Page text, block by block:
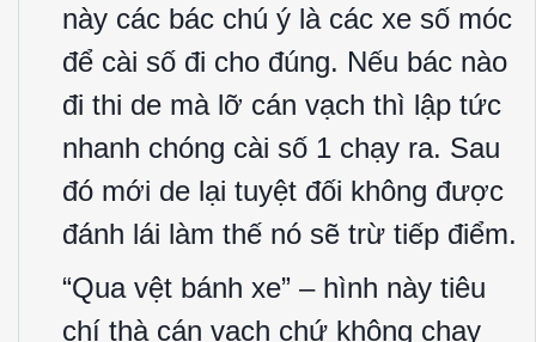
này các bác chú ý là các xe số móc
để cài số đi cho đúng. Nếu bác nào
đi thi de mà lỡ cán vạch thì lập tức
nhanh chóng cài số 1 chạy ra. Sau
đó mới de lại tuyệt đối không được
đánh lái làm thế nó sẽ trừ tiếp điểm.
“Qua vệt bánh xe” – hình này tiêu
chí thà cán vạch chứ không chạy